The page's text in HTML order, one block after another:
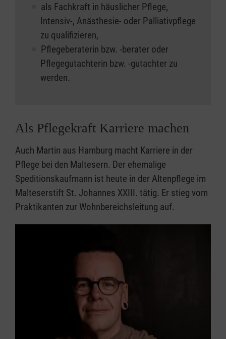
als Fachkraft in häuslicher Pflege,
Intensiv-, Anästhesie- oder Palliativpflege
zu qualifizieren,
Pflegeberaterin bzw. -berater oder
Pflegegutachterin bzw. -gutachter zu
werden.
Als Pflegekraft Karriere machen
Auch Martin aus Hamburg macht Karriere in der
Pflege bei den Maltesern. Der ehemalige
Speditionskaufmann ist heute in der Altenpflege im
Malteserstift St. Johannes XXIII. tätig. Er stieg vom
Praktikanten zur Wohnbereichsleitung auf.